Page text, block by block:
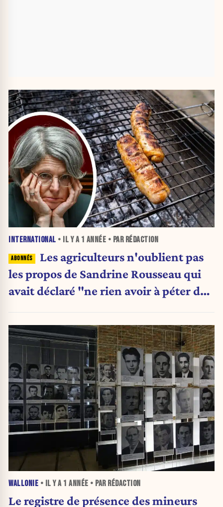
INTERNATIONAL • IL Y A 1 ANNÉE • PAR RÉDACTION
Les agriculteurs n'oublient pas
les propos de Sandrine Rousseau qui
avait déclaré "ne rien avoir à péter de
WALLONIE • IL Y A 1 ANNÉE • PAR RÉDACTION
Le registre de présence des mineurs